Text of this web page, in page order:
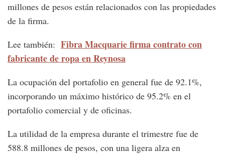
millones de pesos están relacionados con las propiedades
de la firma.
Lee también: Fibra Macquarie firma contrato con
fabricante de ropa en Reynosa
La ocupación del portafolio en general fue de 92.1%,
incorporando un máximo histórico de 95.2% en el
portafolio comercial y de oficinas.
La utilidad de la empresa durante el trimestre fue de
588.8 millones de pesos, con una ligera alza en